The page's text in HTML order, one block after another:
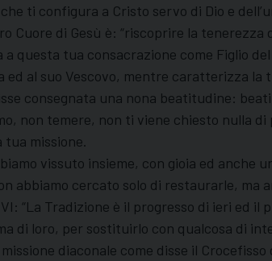
ti configura a Cristo servo di Dio e
Cuore di Gesù è: “riscoprire la
a questa tua consacrazione come Figlio
ed al suo Vescovo, mentre caratterizza
consegnata una nona beatitudine:
non temere, non ti viene chiesto nulla
tua missione.
vissuto insieme, con gioia ed anche
abbiamo cercato solo di restaurarle,
“La Tradizione è il progresso di ieri ed
di loro, per sostituirlo con qualcosa di
diaconale come disse il